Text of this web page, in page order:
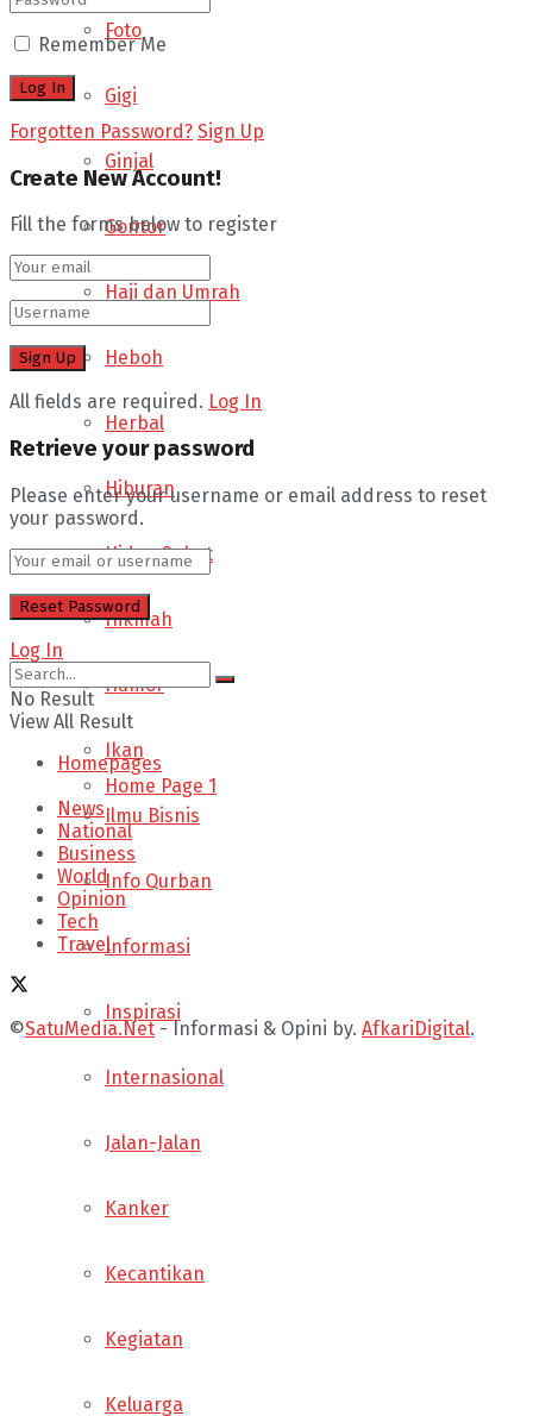
Foto
Gigi
Ginjal
Gontor
Haji dan Umrah
Heboh
Herbal
Hiburan
Hidup Sehat
Hikmah
Humor
Ikan
Ilmu Bisnis
Info Qurban
Informasi
Inspirasi
Internasional
Jalan-Jalan
Kanker
Kecantikan
Kegiatan
Keluarga
Remember Me
Forgotten Password? Sign Up
Create New Account!
Fill the forms below to register
All fields are required. Log In
Retrieve your password
Please enter your username or email address to reset
your password.
Log In
No Result
View All Result
Homepages
Home Page 1
News
National
Business
World
Opinion
Tech
Travel
©SatuMedia.Net- Informasi & Opini by. AfkariDigital.